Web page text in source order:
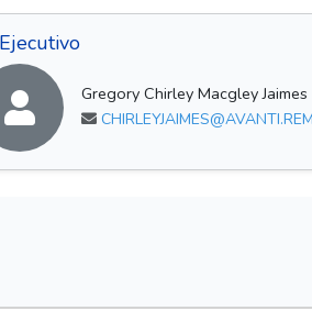
Ejecutivo
Gregory Chirley Macgley Jaimes